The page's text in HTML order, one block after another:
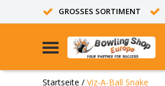
GROSSES SORTIMENT
Startseite / Viz-A-Ball Snake